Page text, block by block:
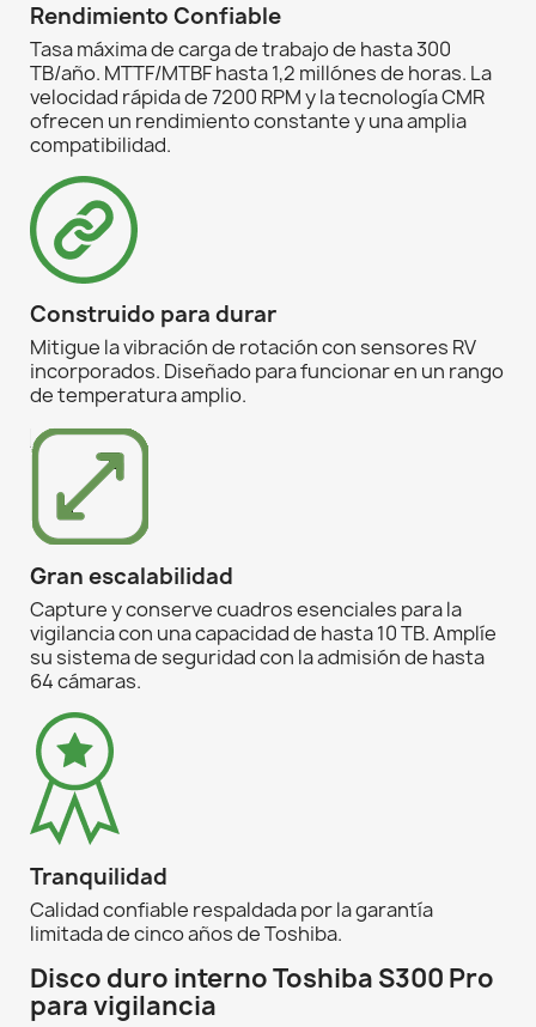
Rendimiento Confiable
Tasa máxima de carga de trabajo de hasta 300
TB/año. MTTF/MTBF hasta 1,2 millónes de horas. La
velocidad rápida de 7200 RPM y la tecnología CMR
ofrecen un rendimiento constante y una amplia
compatibilidad.
Construido para durar
Mitigue la vibración de rotación con sensores RV
incorporados. Diseñado para funcionar en un rango
de temperatura amplio.
Gran escalabilidad
Capture y conserve cuadros esenciales para la
vigilancia con una capacidad de hasta 10 TB. Amplíe
su sistema de seguridad con la admisión de hasta
64 cámaras.
Tranquilidad
Calidad confiable respaldada por la garantía
limitada de cinco años de Toshiba.
Disco duro interno Toshiba S300 Pro
para vigilancia